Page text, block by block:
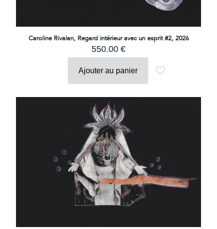
Caroline Rivalan, Regard intérieur avec un esprit #2, 2026
550.00 €
Ajouter au panier